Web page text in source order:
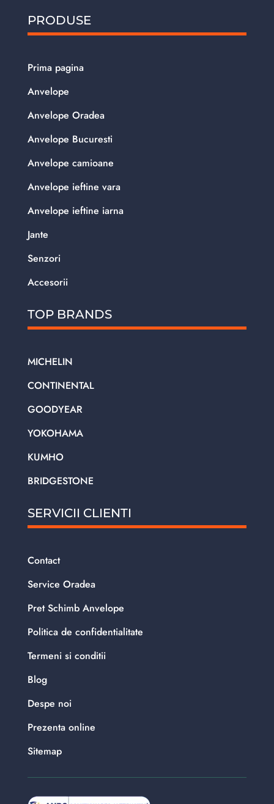
PRODUSE
Prima pagina
Anvelope
Anvelope Oradea
Anvelope Bucuresti
Anvelope camioane
Anvelope ieftine vara
Anvelope ieftine iarna
Jante
Senzori
Accesorii
TOP BRANDS
MICHELIN
CONTINENTAL
GOODYEAR
YOKOHAMA
KUMHO
BRIDGESTONE
SERVICII CLIENTI
Contact
Service Oradea
Pret Schimb Anvelope
Politica de confidentialitate
Termeni si conditii
Blog
Despe noi
Prezenta online
Sitemap